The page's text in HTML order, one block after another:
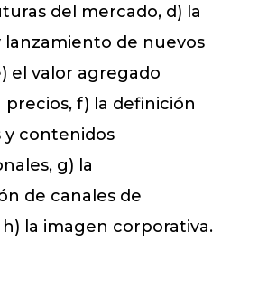
del mercado, d) la
lanzamiento de nuevos
el valor agregado
f) la definición
y contenidos
g) la
de canales de
la imagen corporativa.